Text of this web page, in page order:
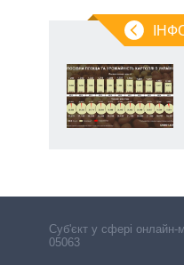
Cуб'єкт у сфері онлайн-
05063